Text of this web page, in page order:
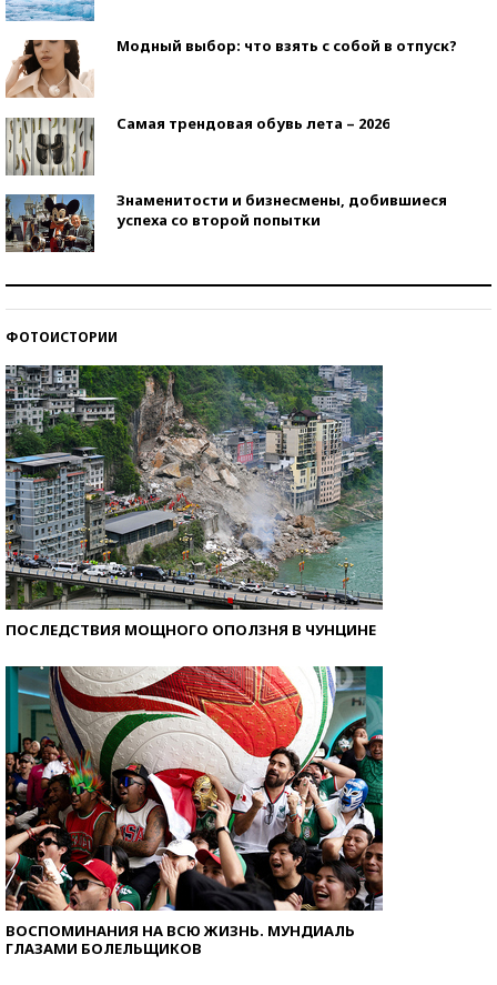
Модный выбор: что взять с собой в отпуск?
Самая трендовая обувь лета – 2026
Знаменитости и бизнесмены, добившиеся
успеха со второй попытки
ФОТОИСТОРИИ
ПОСЛЕДСТВИЯ МОЩНОГО ОПОЛЗНЯ В ЧУНЦИНЕ
ВОСПОМИНАНИЯ НА ВСЮ ЖИЗНЬ. МУНДИАЛЬ
ГЛАЗАМИ БОЛЕЛЬЩИКОВ